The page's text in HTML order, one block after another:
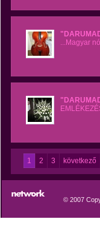
...Magyar
1 2 3 következő
© 2007